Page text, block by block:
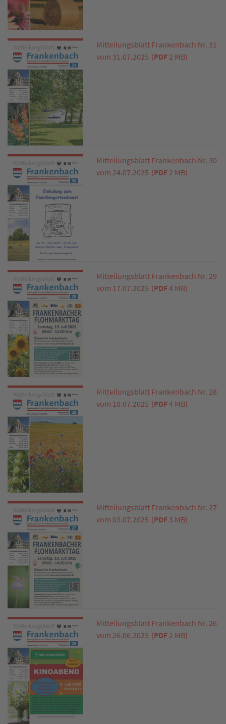
Mitteilungsblatt Frankenbach Nr. 31
vom 31.07.2025 (PDF 2 MB)
Mitteilungsblatt Frankenbach Nr. 30
vom 24.07.2025 (PDF 2 MB)
Mitteilungsblatt Frankenbach Nr. 29
vom 17.07.2025 (PDF4 MB)
Mitteilungsblatt Frankenbach Nr. 28
vom 10.07.2025 (PDF4 MB)
Mitteilungsblatt Frankenbach Nr. 27
vom 03.07.2025 (PDF 3 MB)
Mitteilungsblatt Frankenbach Nr. 26
vom 26.06.2025 (PDF 2 MB)